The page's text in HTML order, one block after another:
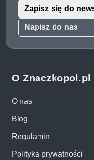
Napisz do nas
Zapisz się do
O Znaczkopol.pl
O nas
Blog
Regulamin
Polityka prywatności